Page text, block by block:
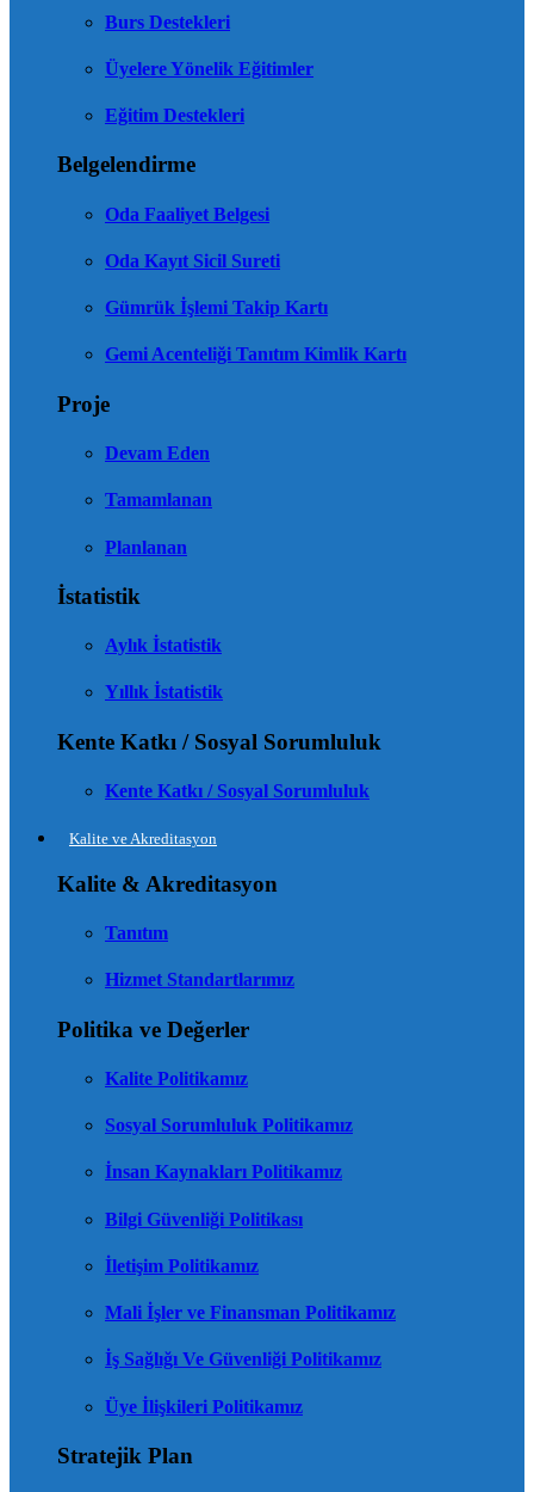
Burs Destekleri
Üyelere Yönelik Eğitimler
Eğitim Destekleri
Belgelendirme
Oda Faaliyet Belgesi
Oda Kayıt Sicil Sureti
Gümrük İşlemi Takip Kartı
Gemi Acenteliği Tanıtım Kimlik Kartı
Proje
Devam Eden
Tamamlanan
Planlanan
İstatistik
Aylık İstatistik
Yıllık İstatistik
Kente Katkı / Sosyal Sorumluluk
Kente Katkı / Sosyal Sorumluluk
Kalite ve Akreditasyon
Kalite & Akreditasyon
Tanıtım
Hizmet Standartlarımız
Politika ve Değerler
Kalite Politikamız
Sosyal Sorumluluk Politikamız
İnsan Kaynakları Politikamız
Bilgi Güvenliği Politikası
İletişim Politikamız
Mali İşler ve Finansman Politikamız
İş Sağlığı Ve Güvenliği Politikamız
Üye İlişkileri Politikamız
Stratejik Plan